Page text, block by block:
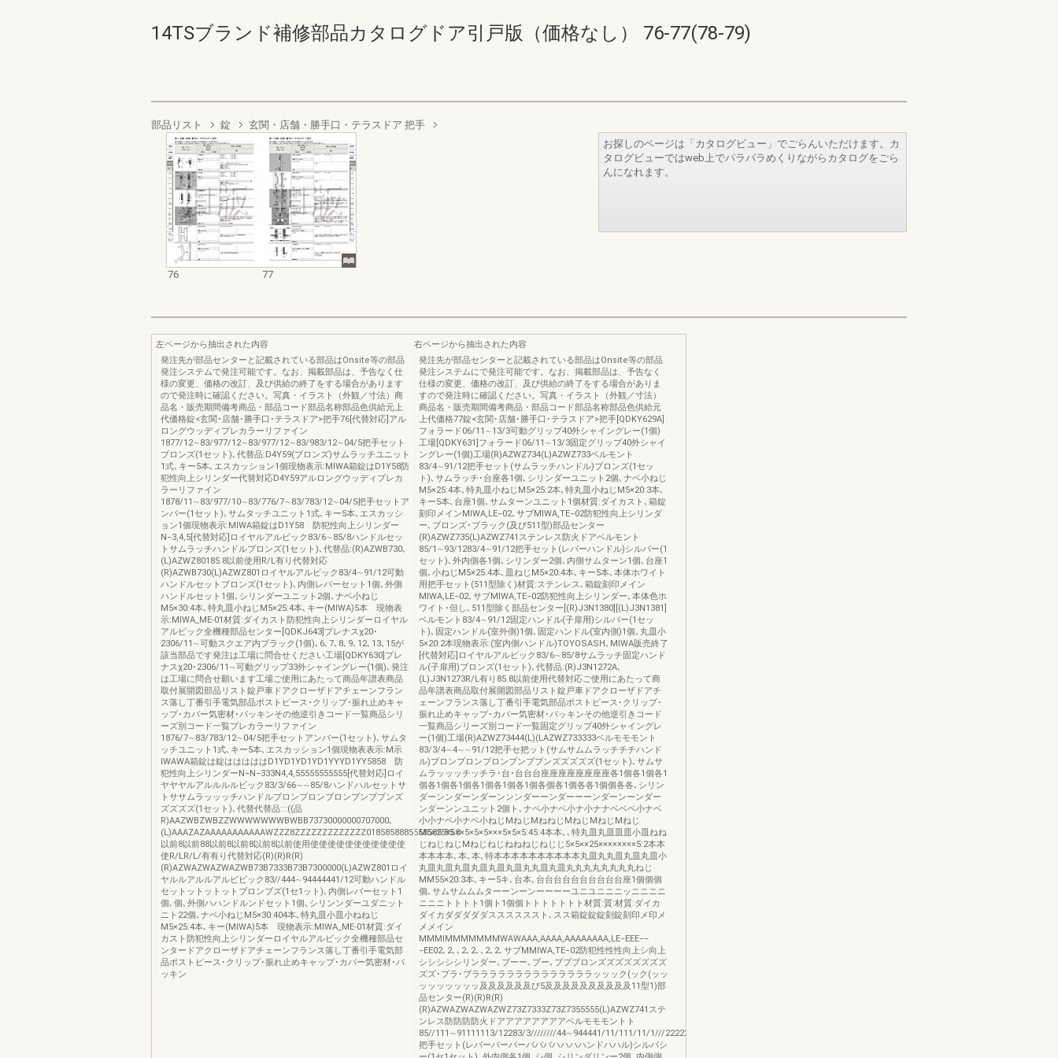
14TSブランド補修部品カタログドア引戸版（価格なし） 76-77(78-79)
部品リスト 錠 玄関・店舗・勝手口・テラスドア 把手
76 77
お探しのページは「カタログビュー」でごらんいただけます。カ
タログビューではweb上でパラパラめくりながらカタログをごら
んになれます。
左ページから抽出された内容
発注先が部品センターと記載されている部品はOnsite等の部品
発注システムで発注可能です。なお、掲載部品は、予告なく仕
様の変更、価格の改訂、及び供給の終了をする場合があります
ので発注時に確認ください。写真・イラスト（外観／寸法）商
品名・販売期間備考商品・部品コード部品名称部品色供給元上
代価格錠<玄関･店舗･勝手口･テラスドア>把手76[代替対応]アル
ロングウッディプレカラーリファイン
1877/12∼83/977/12∼83/977/12∼83/983/12∼04/5把手セット
ブロンズ(1セット)､代替品:D4Y59(ブロンズ)サムラッチユニット
1式､キー5本､エスカッション1個現物表示:MIWA箱錠はD1Y58防
犯性向上シリンダー代替対応D4Y59アルロングウッディプレカ
ラーリファイン
1878/11∼83/977/10∼83/776/7∼83/783/12∼04/5把手セットア
ンバー(1セット)､サムタッチユニット1式､キー5本､エスカッシ
ョン1個現物表示:MIWA箱錠はD1Y58 防犯性向上シリンダー
N−3,4,5[代替対応]ロイヤルアルビック83/6∼85/8ハンドルセッ
トサムラッチハンドルブロンズ(1セット)､代替品:(R)AZWB730､
(L)AZWZ80185.8以前使用R/L有り代替対応
(R)AZWB730(L)AZWZ801ロイヤルアルビック83/4∼91/12可動
ハンドルセットブロンズ(1セット)､内側レバーセット1個､外側
ハンドルセット1個､シリンダーユニット2個､ナベ小ねじ
M5×30:4本､特丸皿小ねじM5×25:4本､キー(MIWA)5本 現物表
示:MIWA_ME-01材質:ダイカスト防犯性向上シリンダーロイヤル
アルビック全機種部品センター[QDKJ643]プレナスχ20･
2306/11∼可動スクエア内ブラック(1個)､6､7､8､9､12､13､15が
該当部品です発注は工場に問合せください工場[QDKY630]プレ
ナスχ20･2306/11∼可動グリップ33外シャイングレー(1個)､発注
は工場に問合せ願います工場ご使用にあたって商品年譜表商品
取付展開図部品リスト錠戸車ドアクローザドアチェーンフラン
ス落し丁番引手電気部品ポストピース･クリップ･振れ止めキャ
ップ･カバー気密材･パッキンその他逆引きコード一覧商品シリ
ーズ別コード一覧プレカラーリファイン
1876/7∼83/783/12∼04/5把手セットアンバー(1セット)､サムタ
ッチユニット1式､キー5本､エスカッション1個現物表表示:M示
IWAWA箱錠は錠はははははD1YD1YD1YD1YYYD1YY5858 防
犯性向上シリンダーN−N−333N4,4,55555555555[代替対応]ロイ
ヤヤヤルアルルルルビック83/3/66∼∼85/8ハンドハルセットサ
トササムラッッッチハンドルブロンブロンブロンブンブブンズ
ズズズズ(1セット)､代替代替品:::((品
R)AAZWBZWBZZWWWWWWWBWBB73730000000707000､
(L)AAAZAZAAAAAAAAAAAWZZZ8ZZZZZZZZZZZZZ0185858885558585.85.8
以前8以前88以前8以前8以前8以前使用使使使使使使使使使使使
使R/LR/L/有有り代替対応(R)(R)R(R)
(R)AZWAZWAZWAZWB73B7333B73B7300000(L)AZWZ801ロイ
ヤルルアルルアルビビック83//444∼94444441/12可動ハンドル
セットットットットブロンブズ(1セ1ット)､内側レバーセット1
個､個､外側ハハンドルンドセット1個､シリンンダーユダニット
ニト22個､ナベ小ねじM5×30:404本､特丸皿小皿小ねねじ
M5×25:4本､キー(MIWA)5本 現物表示:MIWA_ME-01材質:ダイ
カスト防犯性向上シリンダーロイヤルアルビック全機種部品セ
ンタードアクローザドアチェーンフランス落し丁番引手電気部
品ポストピース･クリップ･振れ止めキャップ･カバー気密材･パ
ッキン
右ページから抽出された内容
発注先が部品センターと記載されている部品はOnsite等の部品
発注システムにで発注可能です。なお、掲載部品は、予告なく
仕様の変更、価格の改訂、及び供給の終了をする場合がありま
すので発注時に確認ください。写真・イラスト（外観／寸法）
商品名・販売期間備考商品・部品コード部品名称部品色供給元
上代価格77錠<玄関･店舗･勝手口･テラスドア>把手[QDKY629A]
フォラード06/11∼13/3可動グリップ40外シャイングレー(1個)
工場[QDKY631]フォラード06/11∼13/3固定グリップ40外シャイ
ングレー(1個)工場(R)AZWZ734(L)AZWZ733ベルモント
83/4∼91/12把手セット(サムラッチハンドル)ブロンズ(1セッ
ト)､サムラッチ･台座各1個､シリンダーユニット2個､ナベ小ねじ
M5×25:4本､特丸皿小ねじM5×25:2本､特丸皿小ねじM5×20:3本､
キー5本､台座1個､サムターンユニット1個材質:ダイカスト､箱錠
刻印メインMIWA,LE−02､サブMIWA,TE−02防犯性向上シリンダ
ー､ブロンズ･ブラック(及び511型)部品センター
(R)AZWZ735(L)AZWZ741ステンレス防火ドアベルモント
85/1∼93/1283/4∼91/12把手セット(レバーハンドル)シルバー(1
セット)､外内側各1個､シリンダー2個､内側サムターン1個､台座1
個､小ねじM5×25:4本､皿ねじM5×20:4本､キー5本､本体ホワイト
用把手セット(511型除く)材質:ステンレス､箱錠刻印メイン
MIWA,LE−02､サブMIWA,TE−02防犯性向上シリンダー､本体色ホ
ワイト･但し､511型除く部品センター[(R)J3N1380][(L)J3N1381]
ベルモント83/4∼91/12固定ハンドル(子扉用)シルバー(1セッ
ト)､固定ハンドル(室外側)1個､固定ハンドル(室内側)1個､丸皿小
5×20:2本現物表示:(室内側ハンドル)TOYOSASH､MIWA販売終了
[代替対応]ロイヤルアルビック83/6∼85/8サムラッチ固定ハンド
ル(子扉用)ブロンズ(1セット)､代替品:(R)J3N1272A､
(L)J3N1273R/L有り85.8以前使用代替対応ご使用にあたって商
品年譜表商品取付展開図部品リスト錠戸車ドアクローザドアチ
ェーンフランス落し丁番引手電気部品ポストピース･クリップ･
振れ止めキャップ･カバー気密材･パッキンその他逆引きコード
一覧商品シリーズ別コード一覧固定グリップ40外シャイングレ
ー(1個)工場(R)AZWZ73444(L)(LAZWZ733333ベルモモモント
83/3/4∼4∼∼91/12把手セ把ット(サムサムムラッチチチハンド
ル)ブロンブロンブロンブンブブンズズズズズ(1セット)､サムサ
ムラッッッチッチラ･台･台台台座座座座座座座座各1個各1個各1
個各1個各1個各1個各1個各1個各個各1個各各1個個各各､シリン
ダーンンダーンダーンンンダーーンダーーーンダーンーンダー
ンダーンンユニット2個ト､ナベ小ナベ小ナ小ナナベベベ小ナベ
小小ナベ小ナベ小ねじMねじMねねじMねじMねじMねじ
M5×25×5××5×5×5×××5×5×5:45:4本本､､特丸皿丸皿皿皿小皿ねね
じねじねじMねじねじねねねじねじじ5×5××25××××××××5:2本本
本本本本､本､本､特本本本本本本本本本本丸皿丸丸皿丸皿丸皿小
丸皿丸皿丸皿丸皿丸皿丸皿丸丸皿丸皿丸丸丸丸丸丸丸丸ねじ
MM55×20:3本､キー5キ､台本､台台台台台台台台台台座1個個個
個､サムサムムムターーンーンーーーーユニユニニニッニニニニ
ニニニトトトト1個ト1個個トトトトトトト材質:質:材質:ダイカ
ダイカダダダダダススススススト､スス箱錠錠錠刻錠刻印メ印メ
メメイン
MMMIMMMMMMMWAWAAA,AAAA,AAAAAAAA,LE−EEE−−
−EE02､2､､2､2､､2､2､サブMMIWA,TE−02防犯性性性向上シ向上
シシシシシリンダー､ブーー､ブー､ブブブロンズズズズズズズズ
ズズ･ブラ･ブララララララララララララララッッック(ック(ッッ
ッッッッッッッ及及及及及及び5及及及及及及及及及及11型1)部
品センター(R)(R)R(R)
(R)AZWAZWAZWAZWZ73Z7333Z73Z7355555(L)AZWZ741ステ
ンレス防防防防火ドアアアアアアアアベルモモモントト
85//111∼91111113/12283/3////////44∼944441/11/111/11/1///222222222
把手セット(レバーバーバーバババハハハハンドハハル)シルバシ